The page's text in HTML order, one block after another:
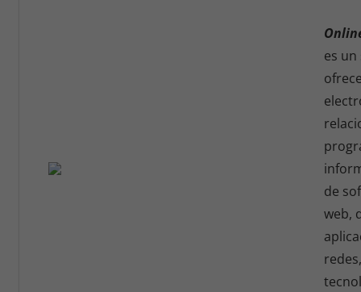
es
de
web,